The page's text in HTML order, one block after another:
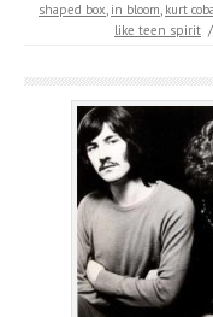
shaped box, in bloom, kurt
like teen spirit